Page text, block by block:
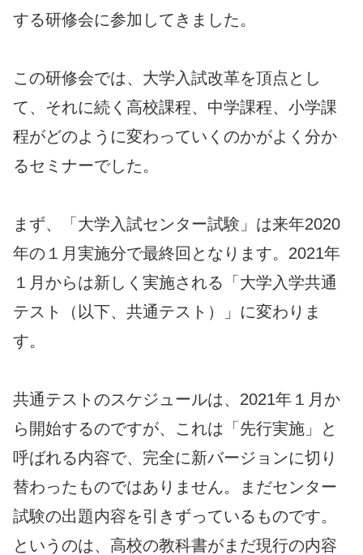
する研修会に参加してきました。
この研修会では、大学入試改革を頂点とし
て、それに続く高校課程、中学課程、小学課
程がどのように変わっていくのかがよく分か
るセミナーでした。
まず、「大学入試センター試験」は来年2020
年の１月実施分で最終回となります。2021年
１月からは新しく実施される「大学入学共通
テスト（以下、共通テスト）」に変わりま
す。
共通テストのスケジュールは、2021年１月か
ら開始するのですが、これは「先行実施」と
呼ばれる内容で、完全に新バージョンに切り
替わったものではありません。まだセンター
試験の出題内容を引きずっているものです。
というのは、高校の教科書がまだ現行の内容